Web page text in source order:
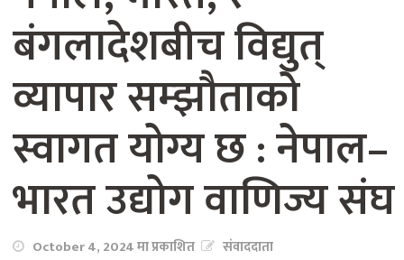
बंगलादेशबीच विद्युत्
व्यापार सम्झौताको
स्वागत योग्य छ : नेपाल–
भारत उद्योग वाणिज्य संघ
October 4, 2024 मा प्रकाशित संवाददाता